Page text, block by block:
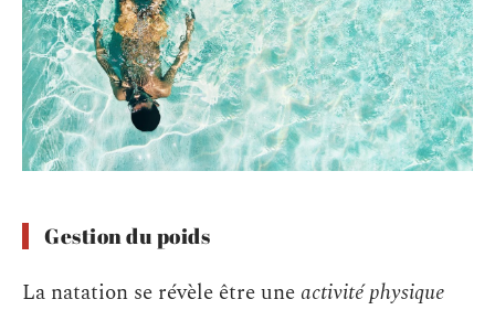
Gestion du poids
La natation se révèle être une activité physique